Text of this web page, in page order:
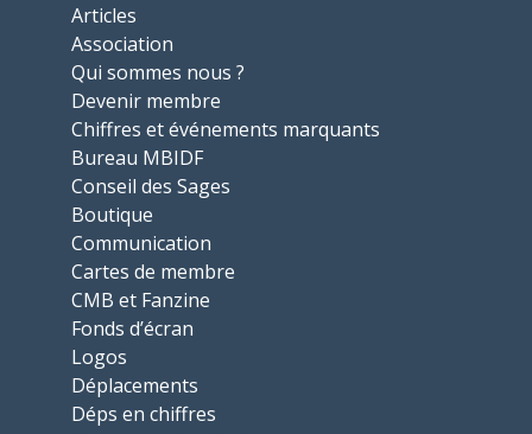
Articles
Association
Qui sommes nous ?
Devenir membre
Chiffres et événements marquants
Bureau MBIDF
Conseil des Sages
Boutique
Communication
Cartes de membre
CMB et Fanzine
Fonds d’écran
Logos
Déplacements
Déps en chiffres